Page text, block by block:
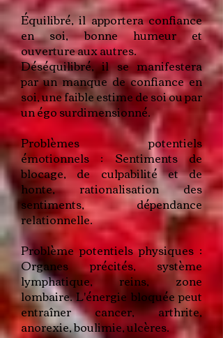
Équilibré, il apportera confiance
en soi, bonne humeur et
ouverture aux autres.
Déséquilibré, il se manifestera
par un manque de confiance en
soi, une faible estime de soi ou par
un égo surdimensionné.
Problèmes potentiels
émotionnels : Sentiments de
blocage, de culpabilité et de
honte, rationalisation des
sentiments, dépendance
relationnelle.
Problème potentiels physiques :
Organes précités, système
lymphatique, reins, zone
lombaire. L'énergie bloquée peut
entraîner cancer, arthrite,
anorexie, boulimie, ulcères.